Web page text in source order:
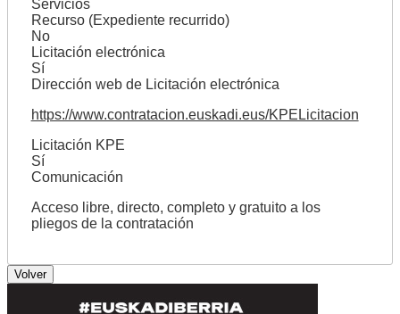
Servicios
Recurso (Expediente recurrido)
No
Licitación electrónica
Sí
Dirección web de Licitación electrónica
https://www.contratacion.euskadi.eus/KPELicitacion
Licitación KPE
Sí
Comunicación
Acceso libre, directo, completo y gratuito a los
pliegos de la contratación